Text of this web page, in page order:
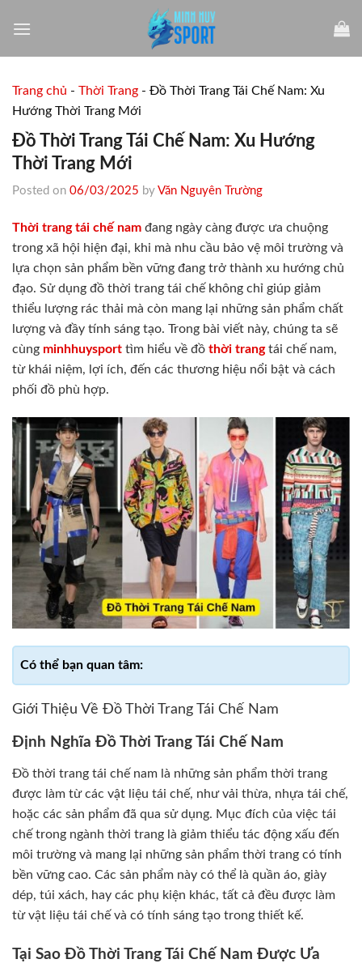
Trang chủ - Thời Trang - Đồ Thời Trang Tái Chế Nam: Xu
Hướng Thời Trang Mới
Đồ Thời Trang Tái Chế Nam: Xu Hướng
Thời Trang Mới
Posted on 06/03/2025 by Văn Nguyên Trường
Thời trang tái chế nam đang ngày càng được ưa chuộng
trong xã hội hiện đại, khi mà nhu cầu bảo vệ môi trường và
lựa chọn sản phẩm bền vững đang trở thành xu hướng chủ
đạo. Sử dụng đồ thời trang tái chế không chỉ giúp giảm
thiểu lượng rác thải mà còn mang lại những sản phẩm chất
lượng và đầy tính sáng tạo. Trong bài viết này, chúng ta sẽ
cùng minhhuysport tìm hiểu về đồ thời trangtái chế nam,
từ khái niệm, lợi ích, đến các thương hiệu nổi bật và cách
phối đồ phù hợp.
Giới Thiệu Về Đồ Thời Trang Tái Chế Nam
Định Nghĩa Đồ Thời Trang Tái Chế Nam
Đồ thời trang tái chế nam là những sản phẩm thời trang
được làm từ các vật liệu tái chế, như vải thừa, nhựa tái chế,
hoặc các sản phẩm đã qua sử dụng. Mục đích của việc tái
chế trong ngành thời trang là giảm thiểu tác động xấu đến
môi trường và mang lại những sản phẩm thời trang có tính
bền vững cao. Các sản phẩm này có thể là quần áo, giày
dép, túi xách, hay các phụ kiện khác, tất cả đều được làm
từ vật liệu tái chế và có tính sáng tạo trong thiết kế.
Tại Sao Đồ Thời Trang Tái Chế Nam Được Ưa